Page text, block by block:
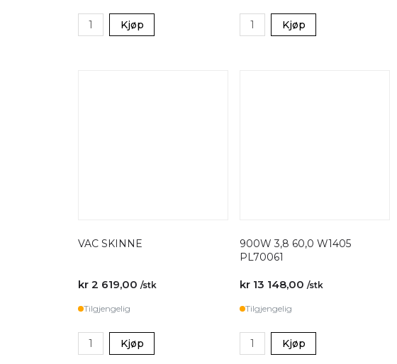
Kjøp Kjøp
VAC SKINNE
kr 2 619,00 /stk
Tilgjengelig
Kjøp
900W 3,8 60,0 W1405
PL70061
kr 13 148,00 /stk
Tilgjengelig
Kjøp